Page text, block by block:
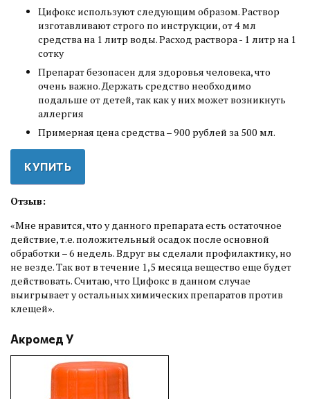
Цифокс используют следующим образом. Раствор
изготавливают строго по инструкции, от 4 мл
средства на 1 литр воды. Расход раствора - 1 литр на 1
сотку
Препарат безопасен для здоровья человека, что
очень важно. Держать средство необходимо
подальше от детей, так как у них может возникнуть
аллергия
Примерная цена средства – 900 рублей за 500 мл.
КУПИТЬ
Отзыв:
«Мне нравится, что у данного препарата есть остаточное
действие, т.е. положительный осадок после основной
обработки – 6 недель. Вдруг вы сделали профилактику, но
не везде. Так вот в течение 1,5 месяца вещество еще будет
действовать. Считаю, что Цифокс в данном случае
выигрывает у остальных химических препаратов против
клещей».
Акромед У